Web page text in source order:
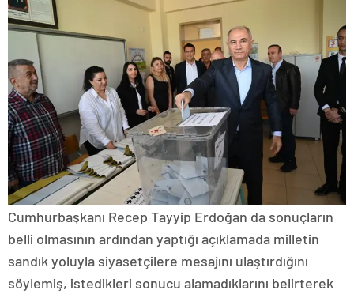
Cumhurbaşkanı Recep Tayyip Erdoğan da sonuçların
belli olmasının ardından yaptığı açıklamada milletin
sandık yoluyla siyasetçilere mesajını ulaştırdığını
söylemiş, istedikleri sonucu alamadıklarını belirterek